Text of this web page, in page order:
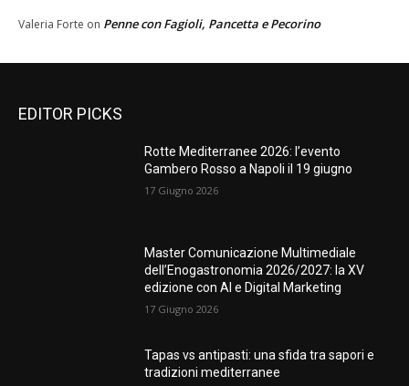
Valeria Forte on Penne con Fagioli, Pancetta e Pecorino
EDITOR PICKS
Rotte Mediterranee 2026: l’evento
Gambero Rosso a Napoli il 19 giugno
17 Giugno 2026
Master Comunicazione Multimediale
dell’Enogastronomia 2026/2027: la XV
edizione con AI e Digital Marketing
17 Giugno 2026
Tapas vs antipasti: una sfida tra sapori e
tradizioni mediterranee